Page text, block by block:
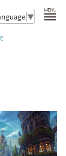
▼